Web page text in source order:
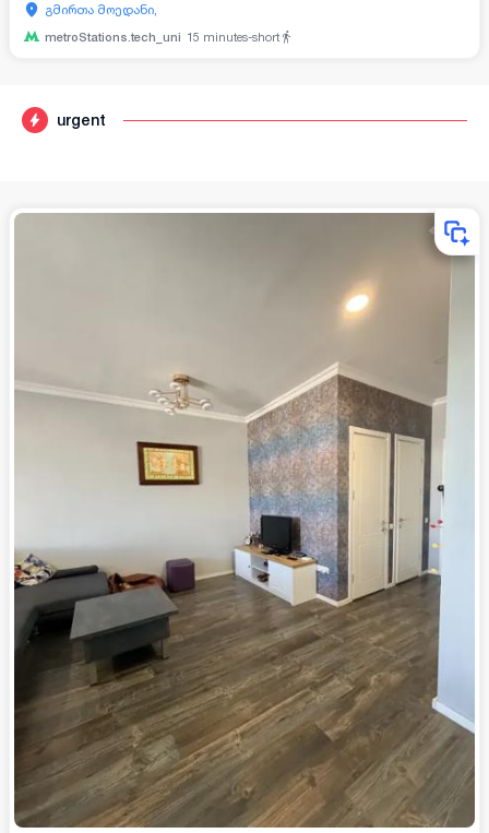
urgent
გმირთა მოედანი,
metroStations.tech_uni 15 minutes-short